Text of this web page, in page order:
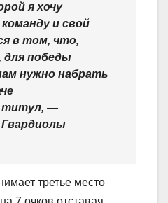
я хочу
и свой
в том, что,
для победы
нужно набрать
титул, —
третье место